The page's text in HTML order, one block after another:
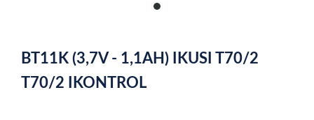
item
of
1
BT11K (3,7V - 1,1AH) IKUSI T70/2
T70/2 IKONTROL